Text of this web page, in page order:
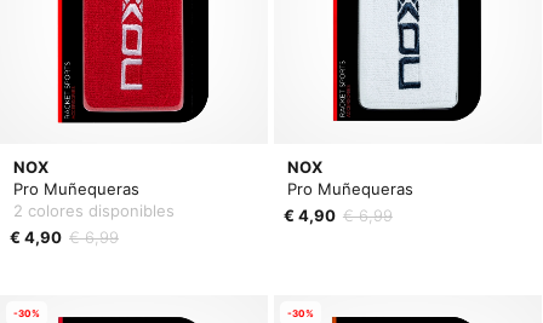
NOX
Pro Muñequeras
2 colores disponibles
€ 4,90 € 6,99
NOX
Pro Muñequeras
€ 4,90 € 6,99
-30% -30%